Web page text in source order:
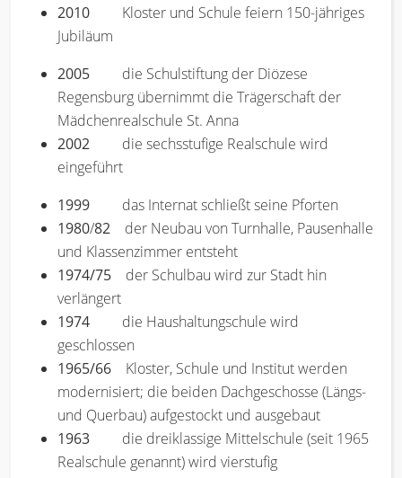
2010 Kloster und Schule feiern 150-jähriges
Jubiläum
2005 die Schulstiftung der Diözese
Regensburg übernimmt die Trägerschaft der
Mädchenrealschule St. Anna
2002 die sechsstufige Realschule wird
eingeführt
1999 das Internat schließt seine Pforten
1980/82 der Neubau von Turnhalle, Pausenhalle
und Klassenzimmer entsteht
1974/75 der Schulbau wird zur Stadt hin
verlängert
1974 die Haushaltungschule wird
geschlossen
1965/66 Kloster, Schule und Institut werden
modernisiert; die beiden Dachgeschosse (Längs-
und Querbau) aufgestockt und ausgebaut
1963 die dreiklassige Mittelschule (seit 1965
Realschule genannt) wird vierstufig